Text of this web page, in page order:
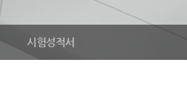
시험성적서